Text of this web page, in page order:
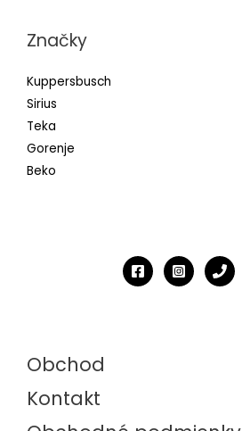
Značky
Kuppersbusch
Sirius
Teka
Gorenje
Beko
Obchod
Kontakt